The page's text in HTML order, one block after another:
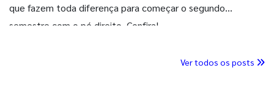
que fazem toda diferença para começar o segundo
semestre com o pé direito. Confira!
Ver todos os posts